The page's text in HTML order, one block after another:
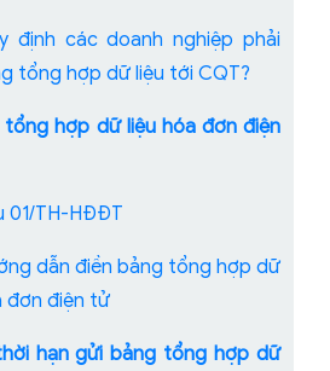
định các doanh nghiệp phải
tổng hợp dữ liệu tới CQT?
tổng hợp dữ liệu hóa đơn điện
01/TH-HĐĐT
dẫn điền bảng tổng hợp dữ
đơn điện tử
hạn gửi bảng tổng hợp dữ